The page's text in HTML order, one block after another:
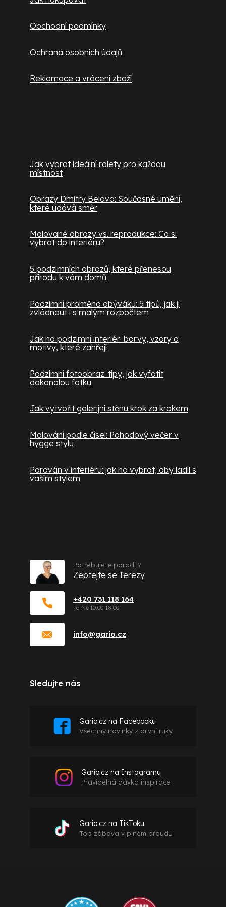
Obchodní podmínky
Ochrana osobních údajů
Reklamace a vrácení zboží
Jak vybrat ideální rolety pro každou
místnost
Obrazy Dmitry Belova: Současné umění,
které udává směr
Malované obrazy vs. reprodukce: Co si
vybrat do interiéru?
5 podzimních obrazů, které přenesou
přírodu k vám domů
Podzimní proměna obýváku: 5 tipů, jak ji
zvládnout i s malým rozpočtem
Jak na podzimní interiér: barvy, vzory a
motivy, které zahřejí
Podzimní fotoobraz: tipy, jak vyfotit
dokonalou fotku
Jak vytvořit galerijní stěnu krok za krokem
Malování podle čísel: Pohodový večer v
hygge stylu
Paraván v interiéru: jak ho vybrat, aby ladil s
vaším stylem
info@gario.cz
+420 731 118 164
Potřebujete poradit?
Zeptejte se Terezy
Sledujte nás
Gario.cz na Facebooku
Všechny novinky z první ruky
Gario.cz na Instagramu
Pravidelná dávka inspirace
Gario.cz na TikToku
Top zábava v plném proudu